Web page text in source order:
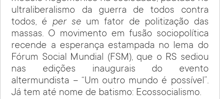
ultraliberalismo da guerra de todos contra
todos, é per se um fator de politização das
massas. O movimento em fusão sociopolítica
recende a esperança estampada no lema do
Fórum Social Mundial (FSM), que o RS sediou
nas edições inaugurais do evento
altermundista – “Um outro mundo é possível”.
Já tem até nome de batismo: Ecossocialismo.